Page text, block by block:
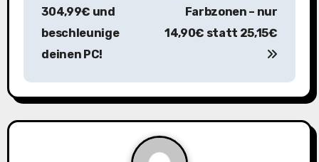
g
s
304,99€ und
beschleunige
deinen PC!
Farbzonen – nur
14,90€ statt 25,15€